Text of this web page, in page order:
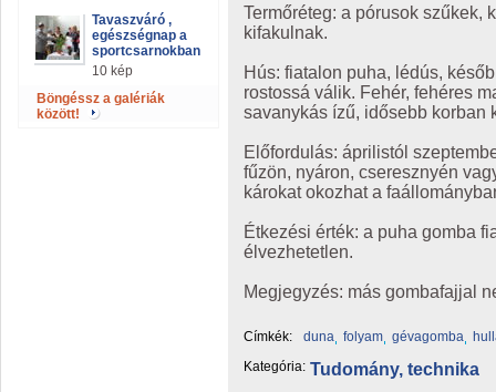
Tavaszváró ,
egészségnap a
sportcsarnokban
10 kép
Böngéssz a galériák
között!
Termőréteg: a pórusok szűkek,
kifakulnak.
Hús: fiatalon puha, lédús,
rostossá válik. Fehér, fehéres
savanykás ízű, idősebb korban
Előfordulás: áprilistól
fűzön, nyáron, cseresznyén
károkat okozhat a
Étkezési érték: a puha gomba
élvezhetetlen.
Megjegyzés: más gombafajjal
Címkék: duna folyam gévagomba
Kategória: Tudomány, technika